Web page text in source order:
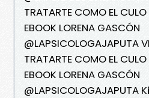
TRATARTE COMO EL CULO
EBOOK LORENA GASCÓN
@LAPSICOLOGAJAPUTA
TRATARTE COMO EL CULO
EBOOK LORENA GASCÓN
@LAPSICOLOGAJAPUTA